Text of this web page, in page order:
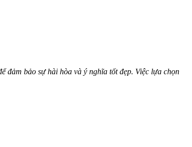
đảm bảo sự hài hòa và ý nghĩa tốt đẹp. Việc lựa chọn